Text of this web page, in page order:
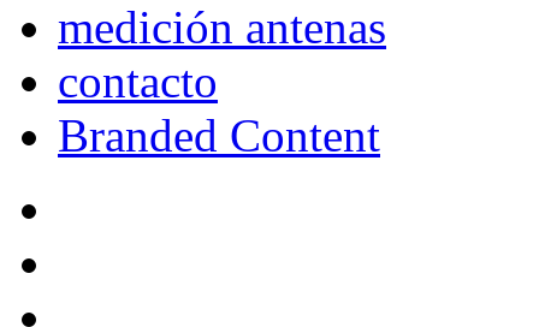
medición antenas
contacto
Branded Content